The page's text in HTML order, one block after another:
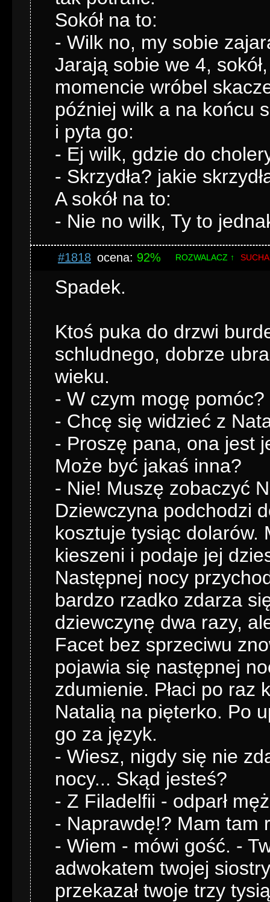
Sokół na to:
- Wilk no, my sobie
Jarają sobie we 4,
momencie wróbel
później wilk a na końcu
i pyta go:
- Ej wilk, gdzie do
- Skrzydła? jakie
A sokół na to:
- Nie no wilk, Ty to
#1818 ocena: 92% ROZWALACZ ↑
Spadek.
Ktoś puka do drzwi
schludnego, dobrze
wieku.
- W czym mogę
- Chcę się widzieć z
- Proszę pana, ona jest
Może być jakaś inna?
- Nie! Muszę zobaczyć
Dziewczyna podchodzi
kosztuje tysiąc dolarów.
kieszeni i podaje jej
Następnej nocy
bardzo rzadko zdarza
dziewczynę dwa razy,
Facet bez sprzeciwu
pojawia się następnej
zdumienie. Płaci po raz
Natalią na pięterko. Po
go za język.
- Wiesz, nigdy się nie
nocy... Skąd jesteś?
- Z Filadelfii - odparł
- Naprawdę!? Mam tam
- Wiem - mówi gość. -
adwokatem twojej
przekazał twoje trzy